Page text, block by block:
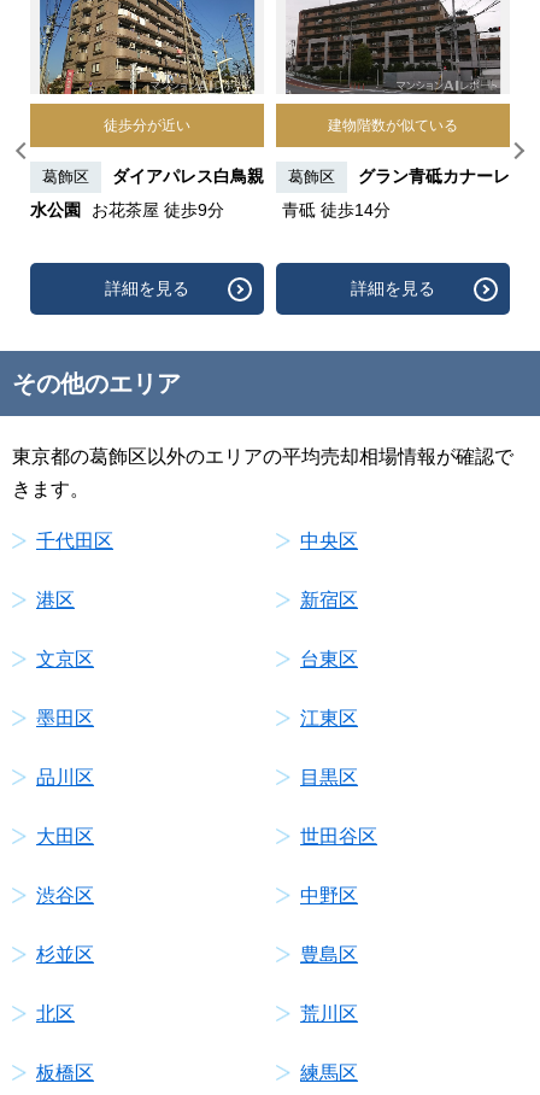
徒歩分が近い
葛飾区
ダイアパレス白鳥親
水公園
お花茶屋 徒歩9分
詳細を見る
建物階数が似ている
葛飾区
グラン青砥カナーレ
青砥 徒歩14分
詳細を見る
その他のエリア
東京都の葛飾区以外のエリアの平均売却相場情報が確認で
きます。
千代田区 中央区
港区 新宿区
文京区 台東区
墨田区 江東区
品川区 目黒区
大田区 世田谷区
渋谷区 中野区
杉並区 豊島区
北区 荒川区
板橋区 練馬区